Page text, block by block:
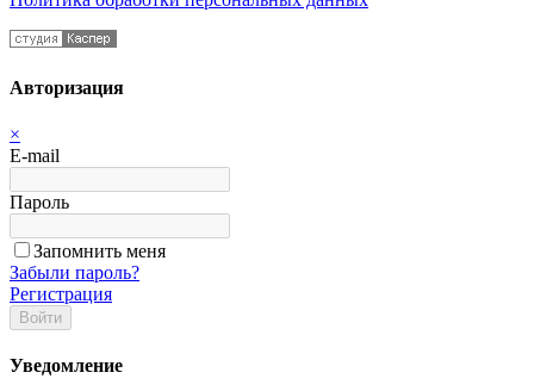
Авторизация
×
E-mail
Пароль
Запомнить меня
Забыли пароль?
Регистрация
Войти
Уведомление